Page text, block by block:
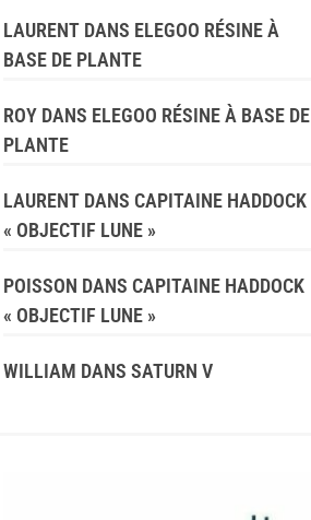
LAURENT DANS ELEGOO RÉSINE À
BASE DE PLANTE
ROY DANS ELEGOO RÉSINE À BASE DE
PLANTE
LAURENT DANS CAPITAINE HADDOCK
« OBJECTIF LUNE »
POISSON DANS CAPITAINE HADDOCK
« OBJECTIF LUNE »
WILLIAM DANS SATURN V